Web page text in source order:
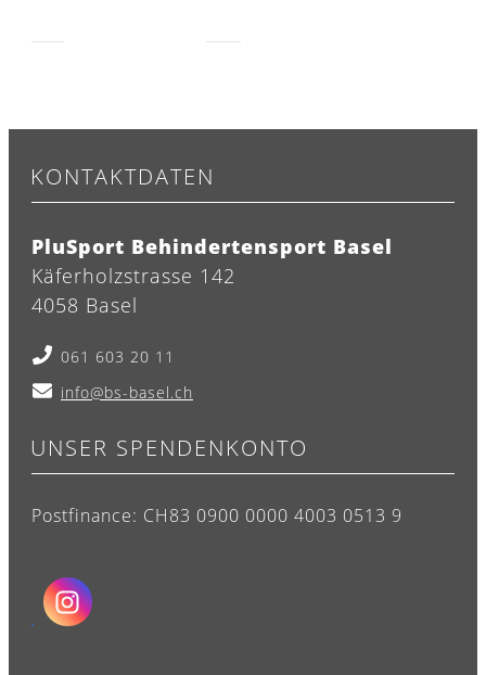
KONTAKTDATEN
PluSport Behindertensport Basel
Käferholzstrasse 142
4058 Basel
061 603 20 11
info@bs-basel.ch
UNSER SPENDENKONTO
Postfinance: CH83 0900 0000 4003 0513 9